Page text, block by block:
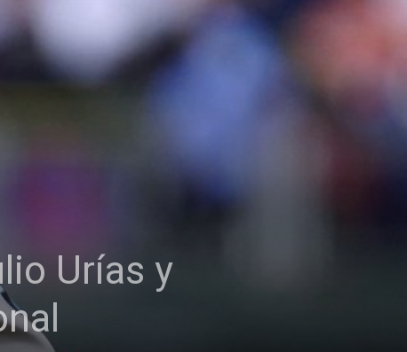
Urías y